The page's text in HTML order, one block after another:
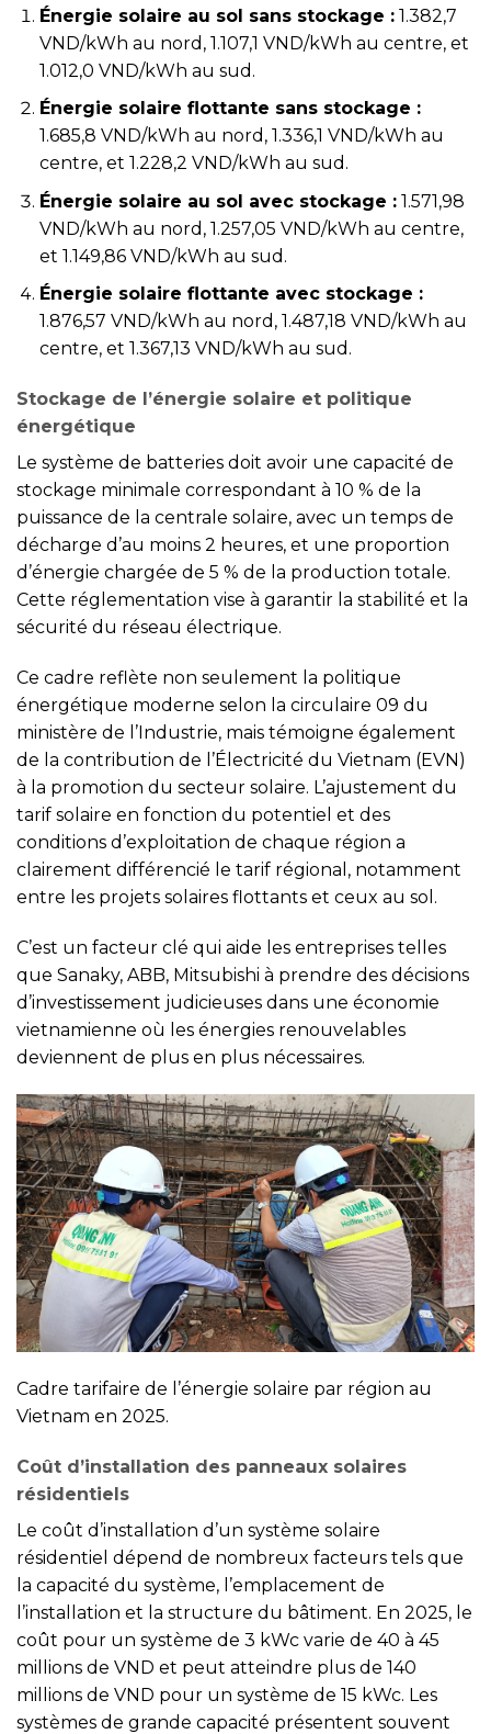
Énergie solaire au sol sans stockage :1.382,7
VND/kWh au nord, 1.107,1 VND/kWh au centre, et
1.012,0 VND/kWh au sud.
Énergie solaire flottante sans stockage :
1.685,8 VND/kWh au nord, 1.336,1 VND/kWh au
centre, et 1.228,2 VND/kWh au sud.
Énergie solaire au sol avec stockage :1.571,98
VND/kWh au nord, 1.257,05 VND/kWh au centre,
et 1.149,86 VND/kWh au sud.
Énergie solaire flottante avec stockage :
1.876,57 VND/kWh au nord, 1.487,18 VND/kWh au
centre, et 1.367,13 VND/kWh au sud.
Stockage de l’énergie solaire et politique
énergétique
Le système de batteries doit avoir une capacité de
stockage minimale correspondant à 10 % de la
puissance de la centrale solaire, avec un temps de
décharge d’au moins 2 heures, et une proportion
d’énergie chargée de 5 % de la production totale.
Cette réglementation vise à garantir la stabilité et la
sécurité du réseau électrique.
Ce cadre reflète non seulement la politique
énergétique moderne selon la circulaire 09 du
ministère de l’Industrie, mais témoigne également
de la contribution de l’Électricité du Vietnam (EVN)
à la promotion du secteur solaire. L’ajustement du
tarif solaire en fonction du potentiel et des
conditions d’exploitation de chaque région a
clairement différencié le tarif régional, notamment
entre les projets solaires flottants et ceux au sol.
C’est un facteur clé qui aide les entreprises telles
que Sanaky, ABB, Mitsubishi à prendre des décisions
d’investissement judicieuses dans une économie
vietnamienne où les énergies renouvelables
deviennent de plus en plus nécessaires.
Cadre tarifaire de l’énergie solaire par région au
Vietnam en 2025.
Coût d’installation des panneaux solaires
résidentiels
Le coût d’installation d’un système solaire
résidentiel dépend de nombreux facteurs tels que
la capacité du système, l’emplacement de
l’installation et la structure du bâtiment. En 2025, le
coût pour un système de 3 kWc varie de 40 à 45
millions de VND et peut atteindre plus de 140
millions de VND pour un système de 15 kWc. Les
systèmes de grande capacité présentent souvent